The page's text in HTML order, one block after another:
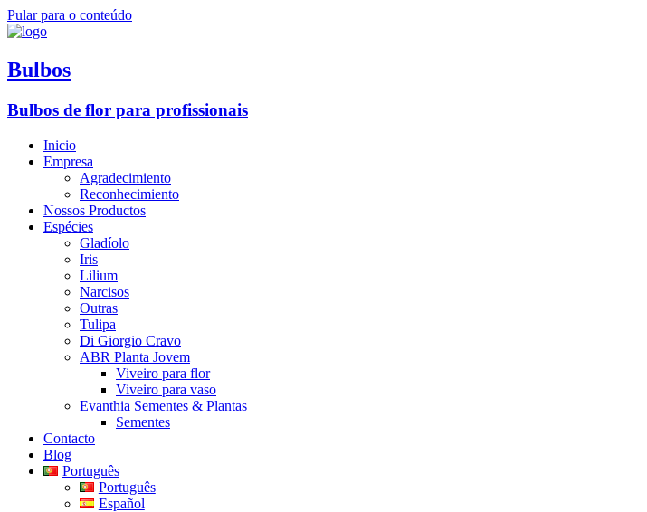
Pular para o conteúdo
Bulbos
Bulbos de flor para profissionais
Inicio
Empresa
Agradecimiento
Reconhecimiento
Nossos Productos
Espécies
Gladíolo
Iris
Lilium
Narcisos
Outras
Tulipa
Di Giorgio Cravo
ABR Planta Jovem
Viveiro para flor
Viveiro para vaso
Evanthia Sementes & Plantas
Sementes
Contacto
Blog
Português
Português
Español